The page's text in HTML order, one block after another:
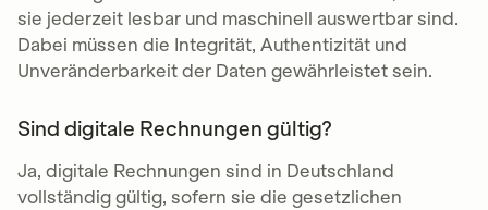
sie jederzeit lesbar und maschinell auswertbar sind.
Dabei müssen die Integrität, Authentizität und
Unveränderbarkeit der Daten gewährleistet sein.
Sind digitale Rechnungen gültig?
Ja, digitale Rechnungen sind in Deutschland
vollständig gültig, sofern sie die gesetzlichen